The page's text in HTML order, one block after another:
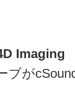
Imaging
ブが